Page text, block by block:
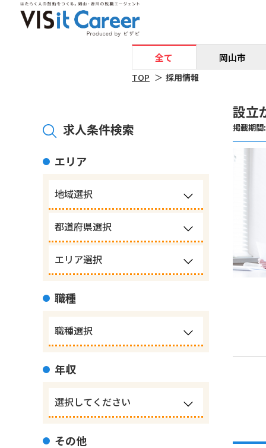
全て 岡山市
TOP 採用情報
求人条件検索
エリア
職種
年収
その他
設立
掲載期